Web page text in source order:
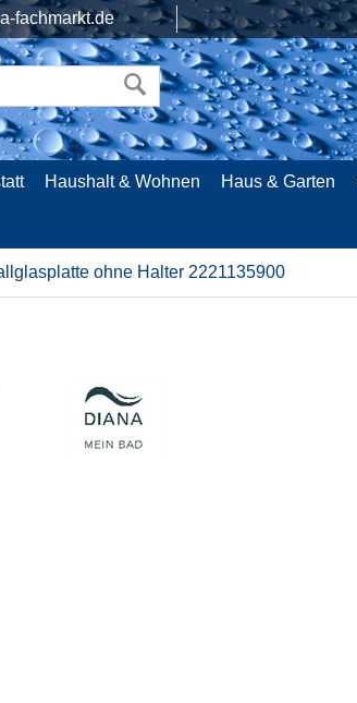
fachmarkt.de
Haushalt & Wohnen Haus & Garten
ohne Halter 2221135900